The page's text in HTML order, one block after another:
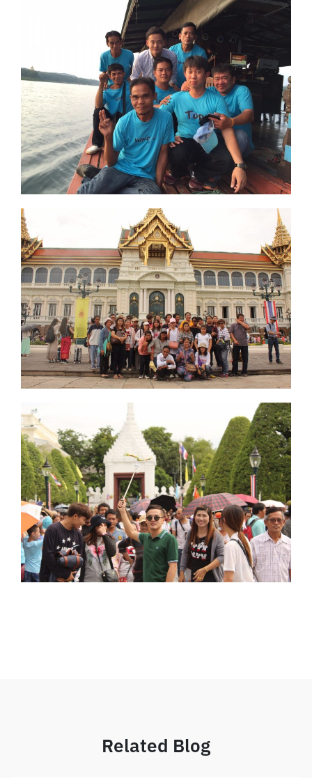
Related Blog